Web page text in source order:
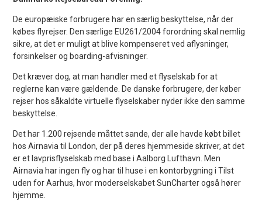
De europæiske forbrugere har en særlig beskyttelse, når der
købes flyrejser. Den særlige EU261/2004 forordning skal nemlig
sikre, at det er muligt at blive kompenseret ved aflysninger,
forsinkelser og boarding-afvisninger.
Det kræver dog, at man handler med et flyselskab for at
reglerne kan være gældende. De danske forbrugere, der køber
rejser hos såkaldte virtuelle flyselskaber nyder ikke den samme
beskyttelse.
Det har 1.200 rejsende måttet sande, der alle havde købt billet
hos Airnavia til London, der på deres hjemmeside skriver, at det
er et lavprisflyselskab med base i Aalborg Lufthavn. Men
Airnavia har ingen fly og har til huse i en kontorbygning i Tilst
uden for Aarhus, hvor moderselskabet SunCharter også hører
hjemme.